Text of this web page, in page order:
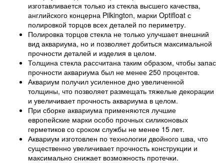
изготавливается только из стекла высшего качества,
английского концерна Pilkington, марки Optifloat с
полировкой торцов всех деталей по периметру.
Полировка торцов стекла не только улучшает внешний
вид аквариума, но и позволяет добиться максимальной
прочности деталей и изделия в целом.
Толщина стекла рассчитана таким образом, чтобы запас
прочности аквариума был не менее 250 процентов.
Аквариум получил усиленное дно увеличенной
толщины, что позволяет размещать тяжелые декорации
и увеличивает прочность аквариума в целом.
При сборке аквариума применяются лучшие
европейские марки особо прочных силиконовых
герметиков со сроком службы не менее 15 лет.
Аквариум изготовлен по технологии двойного шва, что
существенно увеличивает прочность конструкции и
максимально снижает возможность протечки.